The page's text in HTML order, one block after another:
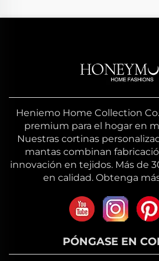
Heniemo Home Collection
premium para el hogar en
Nuestras cortinas
mantas combinan
innovación en tejidos. Más de
en calidad. Obtenga
PÓNGASE EN